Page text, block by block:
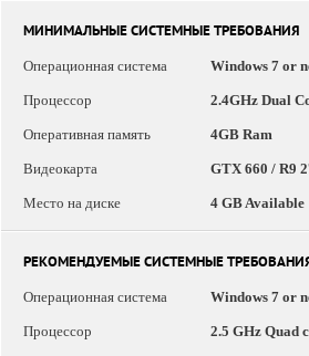
МИНИМАЛЬНЫЕ СИСТЕМНЫЕ ТРЕБОВАНИЯ
Операционная система
Windows 7 or
Процессор 2.4GHz Dual
Оперативная память 4GB Ram
Видеокарта GTX 660 / R9
Место на диске 4 GB Available
РЕКОМЕНДУЕМЫЕ СИСТЕМНЫЕ
Операционная система
Windows 7 or
Процессор 2.5 GHz Quad